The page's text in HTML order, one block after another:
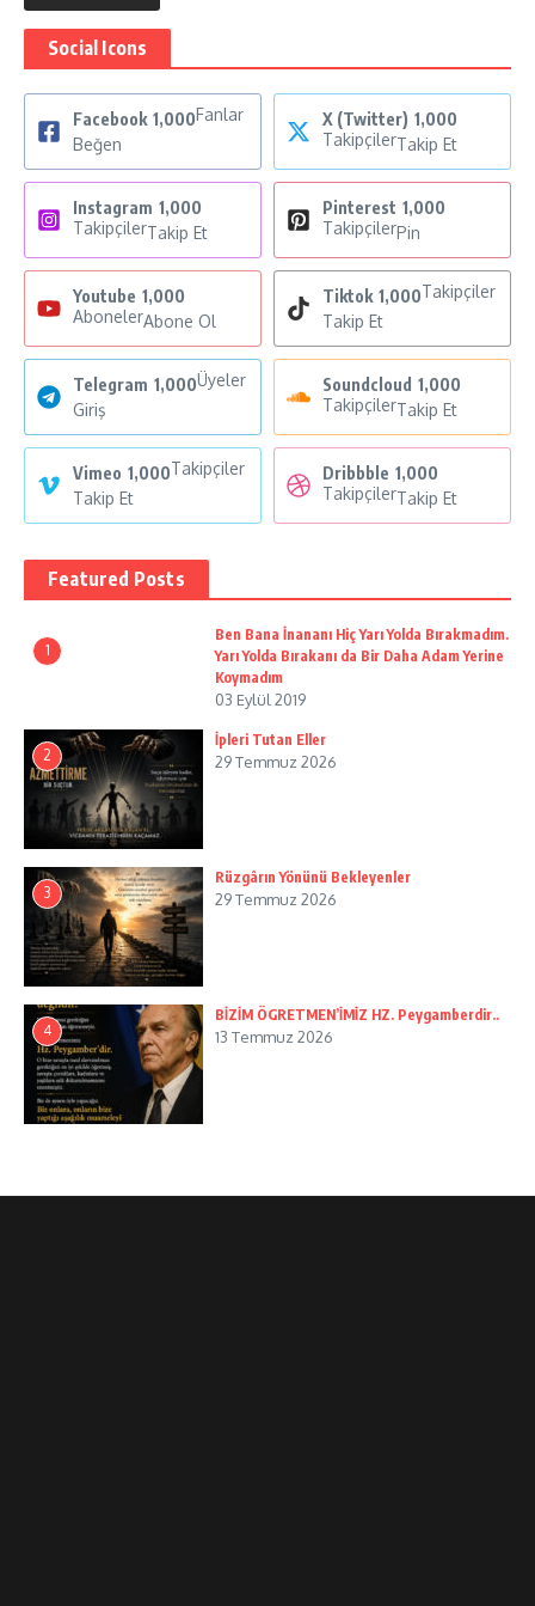
Social Icons
Facebook 1,000Fanlar
Beğen
X (Twitter) 1,000
TakipçilerTakip Et
Instagram 1,000
TakipçilerTakip Et
Pinterest 1,000
TakipçilerPin
Youtube 1,000
AbonelerAbone Ol
Tiktok 1,000Takipçiler
Takip Et
Telegram 1,000Üyeler
Giriş
Soundcloud 1,000
TakipçilerTakip Et
Vimeo 1,000Takipçiler
Takip Et
Dribbble 1,000
TakipçilerTakip Et
Featured Posts
1
Ben Bana İnananı Hiç Yarı Yolda Bırakmadım.
Yarı Yolda Bırakanı da Bir Daha Adam Yerine
Koymadım
03 Eylül 2019
2
İpleri Tutan Eller
29 Temmuz 2026
3
Rüzgârın Yönünü Bekleyenler
29 Temmuz 2026
4
BİZİM ÖGRETMEN’İMİZ HZ. Peygamberdir..
13 Temmuz 2026